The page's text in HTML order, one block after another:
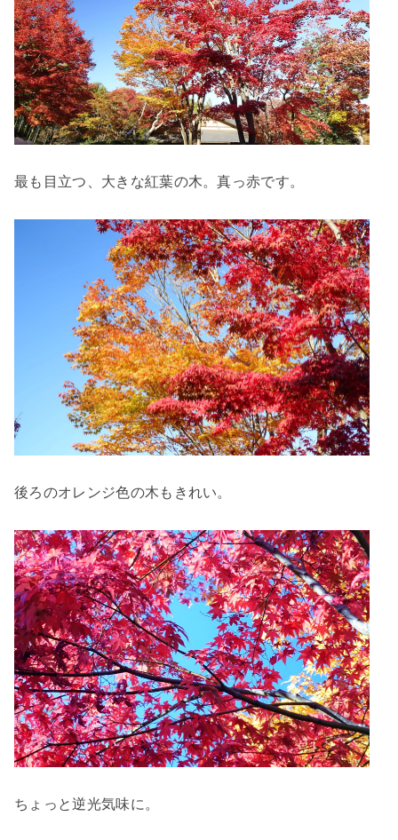
最も目立つ、大きな紅葉の木。真っ赤です。
後ろのオレンジ色の木もきれい。
ちょっと逆光気味に。